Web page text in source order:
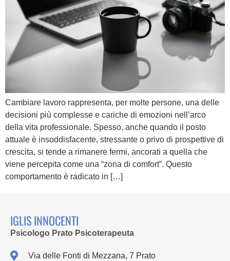
Cambiare lavoro rappresenta, per molte persone, una delle
decisioni più complesse e cariche di emozioni nell’arco
della vita professionale. Spesso, anche quando il posto
attuale è insoddisfacente, stressante o privo di prospettive di
crescita, si tende a rimanere fermi, ancorati a quella che
viene percepita come una “zona di comfort”. Questo
comportamento è radicato in […]
IGLIS INNOCENTI
Psicologo Prato Psicoterapeuta
Via delle Fonti di Mezzana, 7 Prato